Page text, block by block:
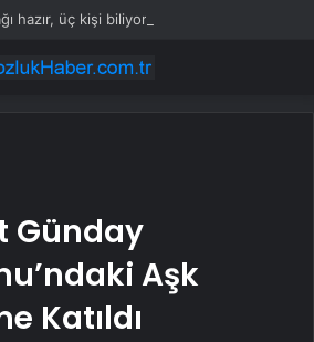
hazır, üç kişi biliyor
Günday
Aşk
Katıldı